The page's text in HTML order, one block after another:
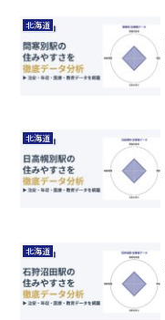
北海道
北海道
北海道